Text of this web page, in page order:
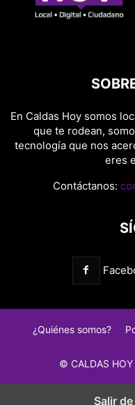
En Caldas Hoy somos
que te rodean,
tecnología que nos
eres
Contáctanos:
¿Quiénes somos?
© CALDAS HOY
Salir